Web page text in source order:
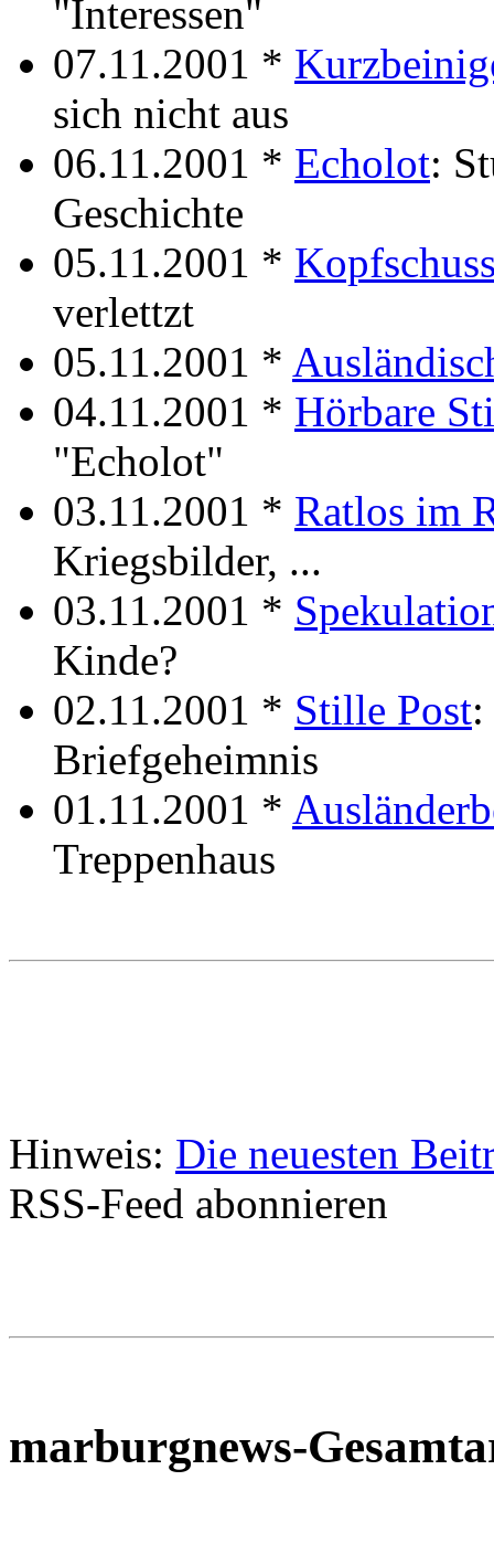
"Interessen"
07.11.2001 *
sich nicht aus
06.11.2001 * Echolot:
Geschichte
05.11.2001 *
verlettzt
05.11.2001 *
04.11.2001 * Hörbare
"Echolot"
03.11.2001 * Ratlos im
Kriegsbilder, ...
03.11.2001 *
Kinde?
02.11.2001 * Stille Post
Briefgeheimnis
01.11.2001 *
Treppenhaus
Hinweis: Die neuesten
RSS-Feed abonnieren
marburgnews-